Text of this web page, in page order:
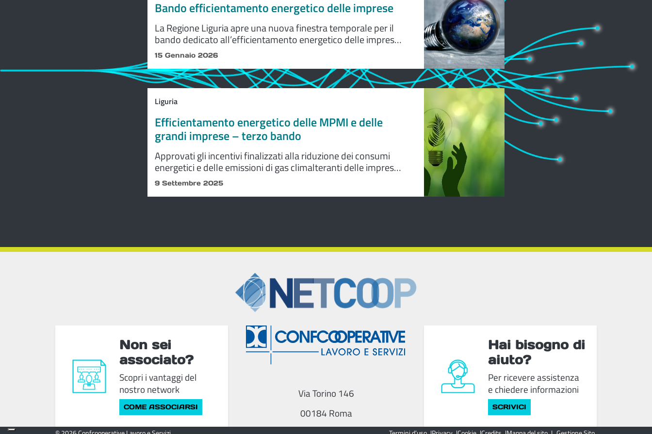
Bando efficientamento energetico delle imprese
La Regione Liguria apre una nuova finestra temporale per il
bando dedicato all’efficientamento energetico delle imprese
(Azione 2.1.2 PR FESR 2021-2027).
15 Gennaio 2026
Liguria
Efficientamento energetico delle MPMI e delle
grandi imprese – terzo bando
Approvati gli incentivi finalizzati alla riduzione dei consumi
energetici e delle emissioni di gas climalteranti delle imprese
e delle aree produttive, con una dotazione di 14 milioni, per
continuare a sostenere gli investimenti in ambito di
9 Settembre 2025
Non sei
associato?
Scopri i vantaggi del
nostro network
COME ASSOCIARSI
Via Torino 146
00184 Roma
Hai bisogno di
aiuto?
Per ricevere assistenza
e chiedere informazioni
SCRIVICI